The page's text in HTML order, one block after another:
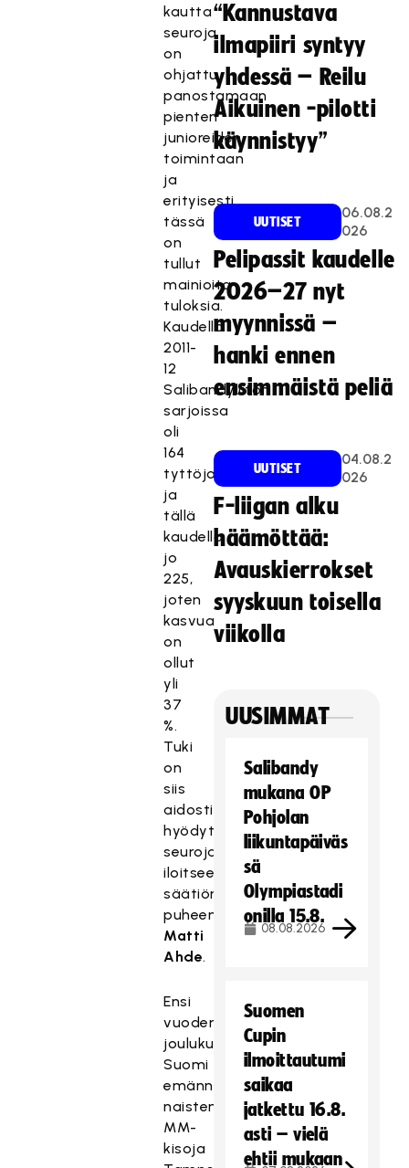
kautta
seuroja
on
ohjattu
panostamaan
pienten
junioreiden
toimintaan
ja
erityisesti
tässä
on
tullut
mainioita
tuloksia.
Kaudella
2011-
12
Salibandyliiton
sarjoissa
oli
164
tyttöjoukkuetta
ja
tällä
kaudella
jo
225,
joten
kasvua
on
ollut
yli
37
%.
Tuki
on
siis
aidosti
hyödyttänyt
seuroja,
iloitsee
säätiön
puheenjohtaja
Matti
Ahde.
Ensi
vuoden
joulukuussa
Suomi
emännöi
naisten
MM-
kisoja
“Kannustava
ilmapiiri syntyy
yhdessä – Reilu
Aikuinen -pilotti
käynnistyy”
UUTISET
06.08.2
026
Pelipassit kaudelle
2026–27 nyt
myynnissä –
hanki ennen
ensimmäistä peliä
UUTISET
04.08.2
026
F-liigan alku
häämöttää:
Avauskierrokset
syyskuun toisella
viikolla
UUSIMMAT
Salibandy
mukana OP
Pohjolan
liikuntapäiväs
sä
Olympiastadi
onilla 15.8.
08.08.2026
Suomen
Cupin
ilmoittautumi
saikaa
jatkettu 16.8.
asti – vielä
ehtii mukaan